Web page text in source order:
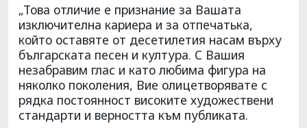
„Това отличие е признание за Вашата
изключителна кариера и за отпечатька,
който оставяте от десетилетия насам върху
българската песен и култура. С Вашия
незабравим глас и като любима фигура на
няколко поколения, Вие олицетворявате с
рядка постоянност високите художествени
стандарти и верността към публиката.